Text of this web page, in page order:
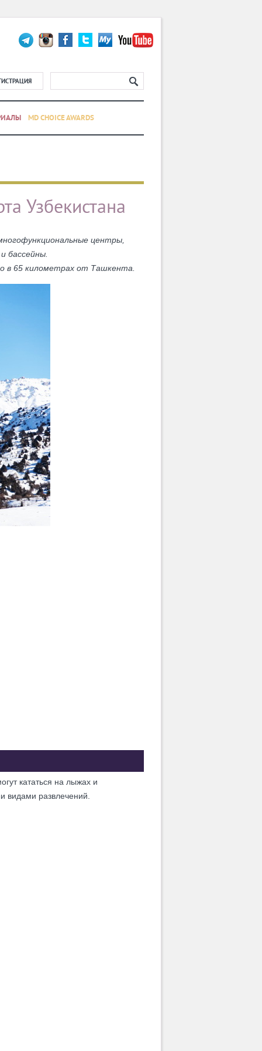
MD CHOICE AWARDS
Узбекистана
центры,
бассейны.
в 65 километрах от Ташкента.
кататься на лыжах и
видами развлечений.